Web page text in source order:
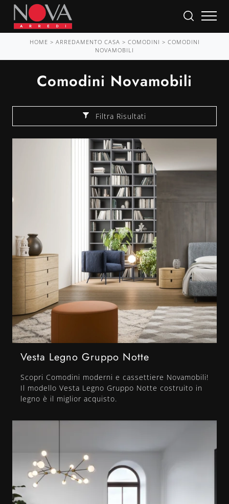
HOME > ARREDAMENTO CASA > COMODINI > COMODINI
NOVAMOBILI
Comodini Novamobili
Filtra Risultati
Vesta Legno Gruppo Notte
Scopri Comodini moderni e cassettiere Novamobili!
Il modello Vesta Legno Gruppo Notte costruito in
legno è il miglior acquisto.